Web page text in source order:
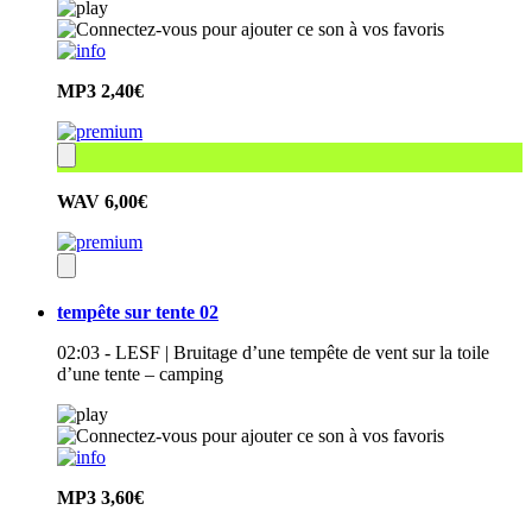
MP3 2,40€
WAV 6,00€
tempête sur tente 02
02:03 - LESF | Bruitage d’une tempête de vent sur la toile
d’une tente – camping
MP3 3,60€